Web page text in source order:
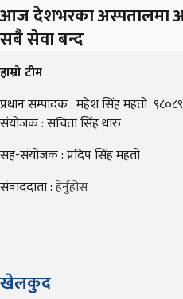
आज देशभरका अस्पतालमा
सबै सेवा बन्द
हाम्रो टीम
प्रधान सम्पादक : महेश सिंह महतो
संयोजक : सचिता सिंह थारु
सह-संयोजक : प्रदिप सिंह महतो
संवाददाता :हेर्नुहोस
खेलकुद